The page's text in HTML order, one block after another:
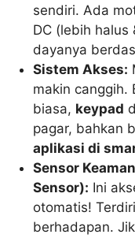
sendiri. Ada
DC (lebih
dayanya
Sistem Akses:
makin canggih.
biasa, keypad
pagar, bahkan
aplikasi di
Sensor
Sensor): Ini
otomatis!
berhadapan.